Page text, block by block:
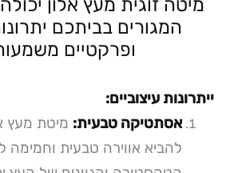
מיטה זוגית מעץ אלון
המגורים בביתכם
ופרקטיים
ייתרונות עיצוביים:
אסתטיקה טבעית: מיטת מעץ
להביא אווירה טבעית וחמימה